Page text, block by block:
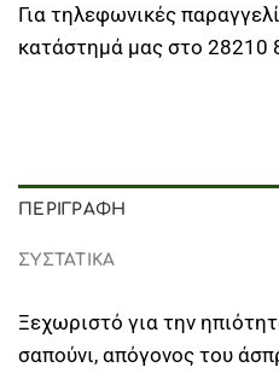
Για τηλεφωνικές
κατάστημά μας στο
ΠΕΡΙΓΡΑΦΉ
ΣΥΣΤΑΤΙΚΑ
Ξεχωριστό για την
σαπούνι, απόγονος του